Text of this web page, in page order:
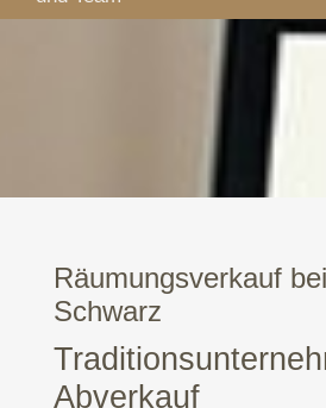
Räumungsverkauf
Schwarz
Abverkauf